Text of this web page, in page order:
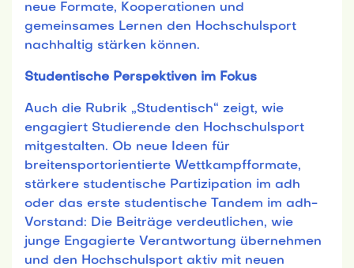
neue Formate, Kooperationen und
gemeinsames Lernen den Hochschulsport
nachhaltig stärken können.
Studentische Perspektiven im Fokus
Auch die Rubrik „Studentisch“ zeigt, wie
engagiert Studierende den Hochschulsport
mitgestalten. Ob neue Ideen für
breitensportorientierte Wettkampfformate,
stärkere studentische Partizipation im adh
oder das erste studentische Tandem im adh-
Vorstand: Die Beiträge verdeutlichen, wie
junge Engagierte Verantwortung übernehmen
und den Hochschulsport aktiv mit neuen